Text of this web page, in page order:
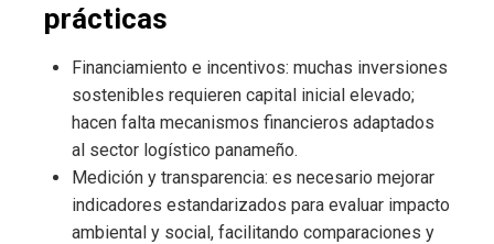
prácticas
Financiamiento e incentivos: muchas inversiones
sostenibles requieren capital inicial elevado;
hacen falta mecanismos financieros adaptados
al sector logístico panameño.
Medición y transparencia: es necesario mejorar
indicadores estandarizados para evaluar impacto
ambiental y social, facilitando comparaciones y